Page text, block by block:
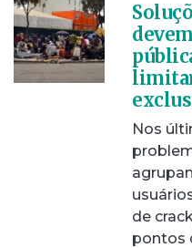
Nos
de
pontos